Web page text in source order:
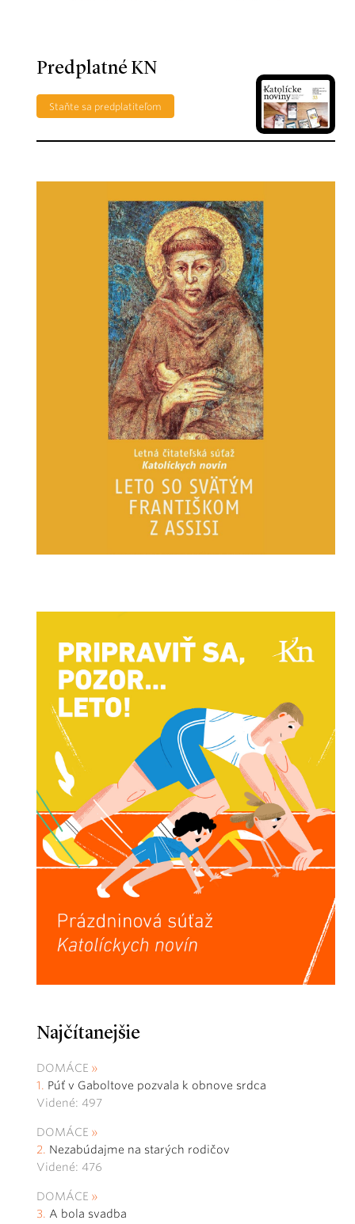
Predplatné KN
Staňte sa predplatiteľom
Najčítanejšie
DOMÁCE
Púť v Gaboltove pozvala k obnove srdca
Videné: 497
DOMÁCE
Nezabúdajme na starých rodičov
Videné: 476
DOMÁCE
A bola svadba